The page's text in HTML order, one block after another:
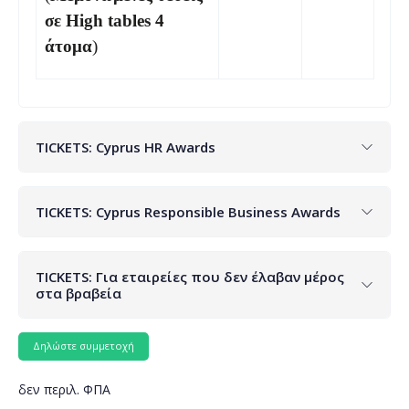
σε High tables 4
άτομα)
TICKETS: Cyprus HR Awards
TICKETS: Cyprus Responsible Business Awards
TICKETS: Για εταιρείες που δεν έλαβαν μέρος
στα βραβεία
δεν περιλ. ΦΠΑ